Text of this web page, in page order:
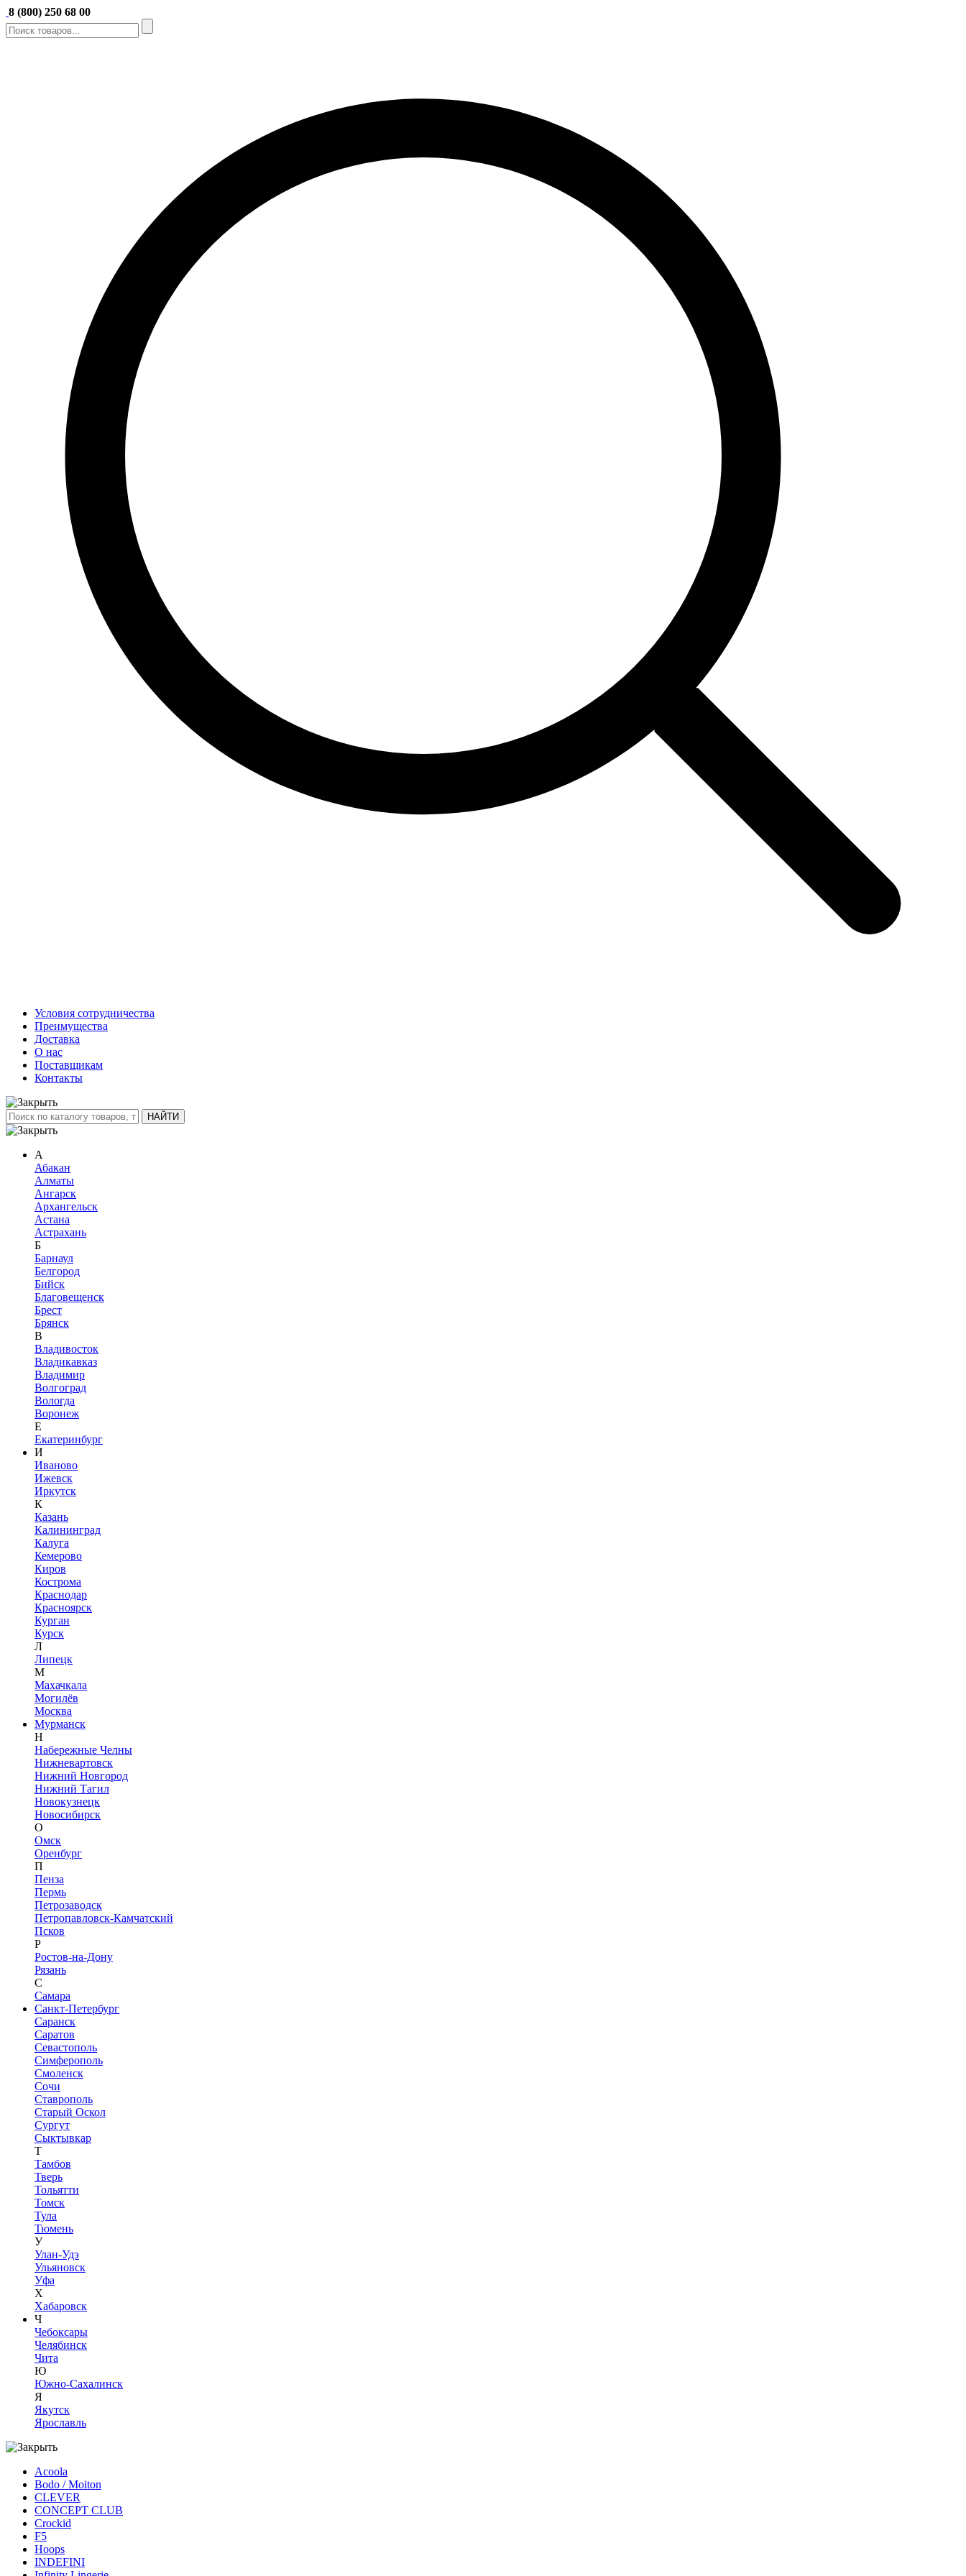
8 (800) 250 68 00
Условия сотрудничества
Преимущества
Доставка
О нас
Поставщикам
Контакты
А
Абакан
Алматы
Ангарск
Архангельск
Астана
Астрахань
Б
Барнаул
Белгород
Бийск
Благовещенск
Брест
Брянск
В
Владивосток
Владикавказ
Владимир
Волгоград
Вологда
Воронеж
Е
Екатеринбург
И
Иваново
Ижевск
Иркутск
К
Казань
Калининград
Калуга
Кемерово
Киров
Кострома
Краснодар
Красноярск
Курган
Курск
Л
Липецк
М
Махачкала
Могилёв
Москва
Мурманск
Н
Набережные Челны
Нижневартовск
Нижний Новгород
Нижний Тагил
Новокузнецк
Новосибирск
О
Омск
Оренбург
П
Пенза
Пермь
Петрозаводск
Петропавловск-Камчатский
Псков
Р
Ростов-на-Дону
Рязань
С
Самара
Санкт-Петербург
Саранск
Саратов
Севастополь
Симферополь
Смоленск
Сочи
Ставрополь
Старый Оскол
Сургут
Сыктывкар
Т
Тамбов
Тверь
Тольятти
Томск
Тула
Тюмень
У
Улан-Удэ
Ульяновск
Уфа
Х
Хабаровск
Ч
Чебоксары
Челябинск
Чита
Ю
Южно-Сахалинск
Я
Якутск
Ярославль
Acoola
Bodo / Moiton
CLEVER
CONCEPT CLUB
Crockid
F5
Hoops
INDEFINI